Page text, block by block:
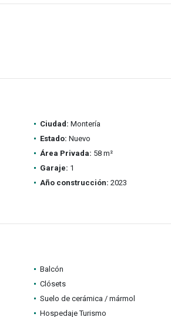
Ciudad: Montería
Estado: Nuevo
Área Privada: 58 m²
Garaje: 1
Año construcción: 2023
Balcón
Clósets
Suelo de cerámica / mármol
Hospedaje Turismo